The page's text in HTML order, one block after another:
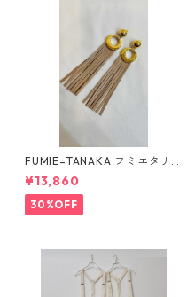
FUMIE=TANAKA フミエタナ
カ ring fringe earring F23A
-55 NU
¥13,860
30%OFF